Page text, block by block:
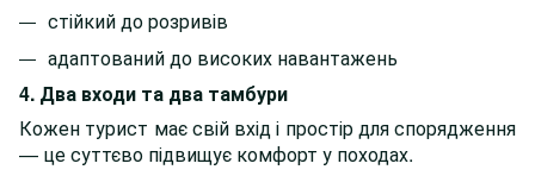
стійкий до розривів
адаптований до високих навантажень
4. Два входи та два тамбури
Кожен турист має свій вхід і простір для спорядження
— це суттєво підвищує комфорт у походах.